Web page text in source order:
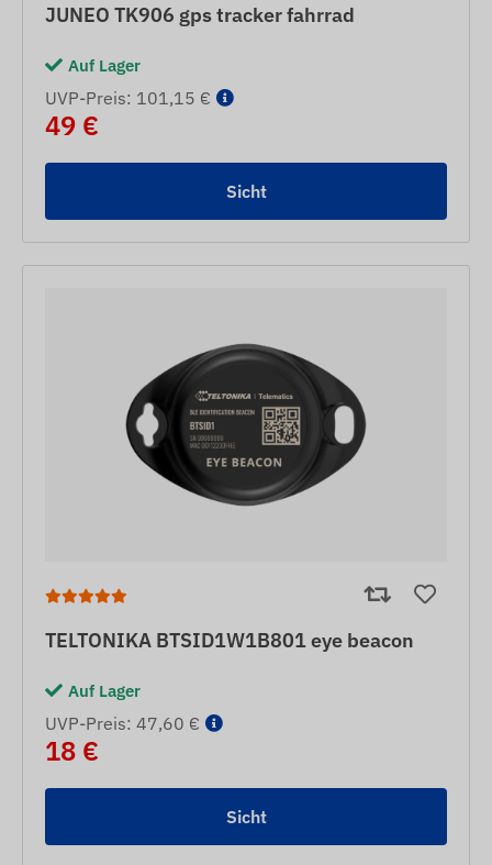
JUNEO TK906 gps tracker fahrrad
Auf Lager
UVP-Preis: 101,15 €
49 €
Sicht
TELTONIKA BTSID1W1B801 eye beacon
Auf Lager
UVP-Preis: 47,60 €
18 €
Sicht